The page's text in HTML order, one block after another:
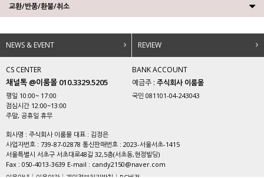
교환/반품/환불/취소
NEWS & EVENT REVIEW
CS CENTER
채널톡 @이룸몰 010.3329.5205
평일 10:00~ 17:00
점심시간 12:00~13:00
주말, 공휴일 휴무
BANK ACCOUNT
예금주 : 주식회사 이룸몰
국민 081101-04-243043
회사명 : 주식회사 이룸몰 대표 : 김정은
사업자번호 : 739-87-02878 통신판매번호 : 2023-서울서초-1415
서울특별시 서초구 서초대로48길 32,5층(서초동,현정빌딩)
Fax : 050-4013-3639 E-mail : candy2150@naver.com